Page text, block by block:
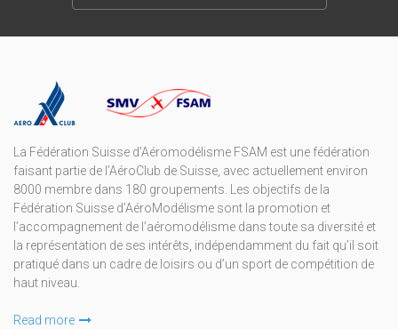
La Fédération Suisse d’Aéromodélisme FSAM est une fédération
faisant partie de l’AéroClub de Suisse, avec actuellement environ
8000 membre dans 180 groupements. Les objectifs de la
Fédération Suisse d’AéroModélisme sont la promotion et
l’accompagnement de l’aéromodélisme dans toute sa diversité et
la représentation de ses intérêts, indépendamment du fait qu’il soit
pratiqué dans un cadre de loisirs ou d’un sport de compétition de
haut niveau.
Read more